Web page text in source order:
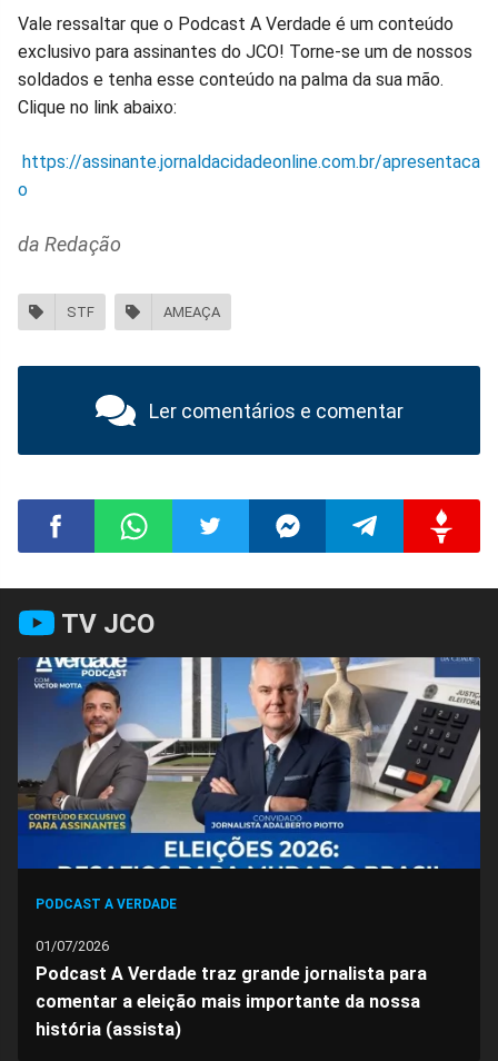
Vale ressaltar que o Podcast A Verdade é um conteúdo
exclusivo para assinantes do JCO! Torne-se um de nossos
soldados e tenha esse conteúdo na palma da sua mão.
Clique no link abaixo:
https://assinante.jornaldacidadeonline.com.br/apresentaca
o
da Redação
STF AMEAÇA
Ler comentários e comentar
Compartilhar
no
Facebook
no
Whatsapp
no
Twitter
no
Messenger
no
Telegram
no
Gettr
TV JCO
PODCAST A VERDADE
01/07/2026
Podcast A Verdade traz grande jornalista para
comentar a eleição mais importante da nossa
história (assista)